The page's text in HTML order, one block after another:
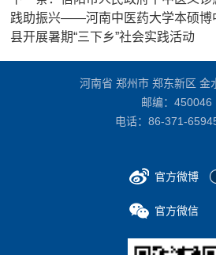
践助振兴——河南中医药大学本硕博
县开展暑期“三下乡”社会实践活动
河南省 郑州市 郑东新区 金
邮编：450046
电话： 86-371-
官方微博
官方微信